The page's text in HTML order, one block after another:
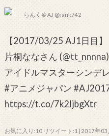
らんく＠AJ @rank742
【2017/03/25 AJ1日目】
片桐ななさん (@tt_nnnna)
アイドルマスターシン
#アニメジャパン
https://t.co/7k2ljbgXtr
お気に入り:10 リツイート:1 | 2017年